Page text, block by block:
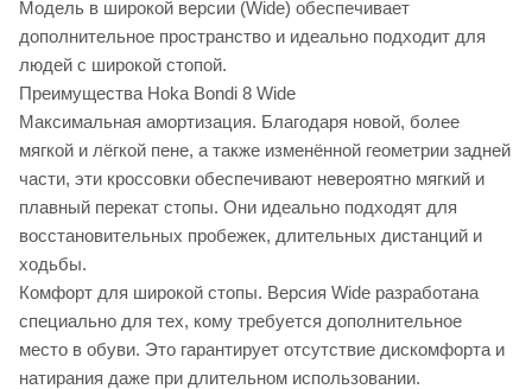
Модель в широкой версии (Wide) обеспечивает
дополнительное пространство и идеально подходит для
людей с широкой стопой.
Преимущества Hoka Bondi 8 Wide
Максимальная амортизация. Благодаря новой, более
мягкой и лёгкой пене, а также изменённой геометрии задней
части, эти кроссовки обеспечивают невероятно мягкий и
плавный перекат стопы. Они идеально подходят для
восстановительных пробежек, длительных дистанций и
ходьбы.
Комфорт для широкой стопы. Версия Wide разработана
специально для тех, кому требуется дополнительное
место в обуви. Это гарантирует отсутствие дискомфорта и
натирания даже при длительном использовании.